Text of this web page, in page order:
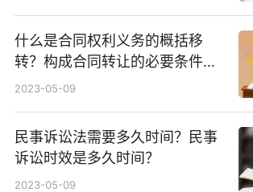
什么是合同权利义务的概括移
转？构成合同转让的必要条件有
哪些？
2023-05-09
民事诉讼法需要多久时间？民事
诉讼时效是多久时间？
2023-05-09